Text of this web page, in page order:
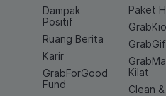
Dampak
Positif
Ruang Berita
Karir
GrabForGood
Fund
Paket
Kilat
Clean